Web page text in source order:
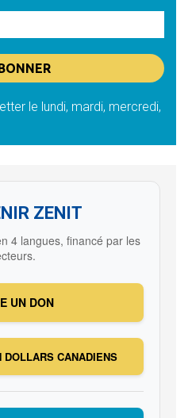
le lundi, mardi, mercredi,
ZENIT
4 langues, financé par les
UN DON
DOLLARS CANADIENS